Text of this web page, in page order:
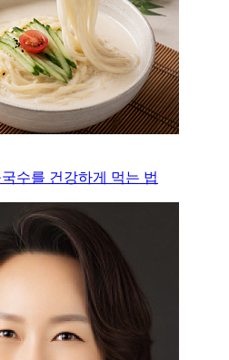
수를 건강하게 먹는 법